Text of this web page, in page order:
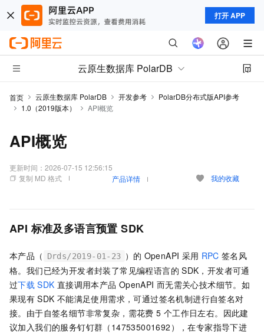
打开 APP
云原生数据库 PolarDB
首页 云原生数据库 PolarDB 开发参考
PolarDB分布式版API参考
1.0（2019版本）
API概览
API概览
更新时间： 2026-07-15 12:56:15
复制 MD 格式
产品详情 我的收藏
API 标准及多语言预置 SDK
本产品（ Drds/2019-01-23 ）的 OpenAPI 采用 RPC 签名风
格。我们已经为开发者封装了常见编程语言的 SDK，开发者可通
过下载 SDK 直接调用本产品 OpenAPI 而无需关心技术细节。如
果现有 SDK 不能满足使用需求，可通过签名机制进行自签名对
接。由于自签名细节非常复杂，需花费 5 个工作日左右。因此建
议加入我们的服务钉钉群（147535001692），在专家指导下进